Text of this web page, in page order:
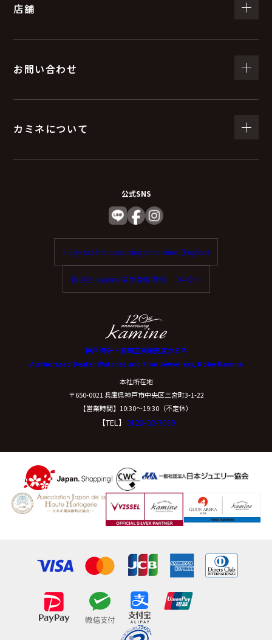
店舗
お問い合わせ
カミネについて
公式SNS
Enjoy tax-free shopping at Kamine. (English)
歡迎在 Kamine 享受免稅購物。（中文）
神戸 時計・宝飾正規販売店カミネ
Authorized Dealer Watches and Fine Jewellery, Kobe Kamine
本社所在地
〒650-0021 兵庫県神戸市中央区三宮町3-1-22
【営業時間】10:30〜19:30（不定休）
【TEL】 0120-02-7039